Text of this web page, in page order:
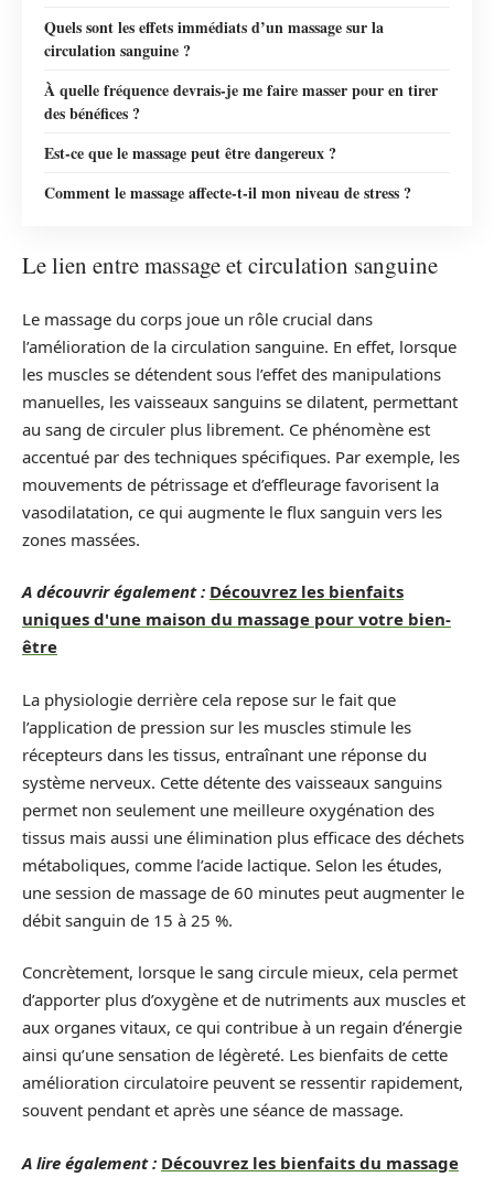
Quels sont les effets immédiats d’un massage sur la
circulation sanguine ?
À quelle fréquence devrais-je me faire masser pour en tirer
des bénéfices ?
Est-ce que le massage peut être dangereux ?
Comment le massage affecte-t-il mon niveau de stress ?
Le lien entre massage et circulation sanguine
Le massage du corps joue un rôle crucial dans
l’amélioration de la circulation sanguine. En effet, lorsque
les muscles se détendent sous l’effet des manipulations
manuelles, les vaisseaux sanguins se dilatent, permettant
au sang de circuler plus librement. Ce phénomène est
accentué par des techniques spécifiques. Par exemple, les
mouvements de pétrissage et d’effleurage favorisent la
vasodilatation, ce qui augmente le flux sanguin vers les
zones massées.
A découvrir également : Découvrez les bienfaits
uniques d'une maison du massage pour votre bien-
être
La physiologie derrière cela repose sur le fait que
l’application de pression sur les muscles stimule les
récepteurs dans les tissus, entraînant une réponse du
système nerveux. Cette détente des vaisseaux sanguins
permet non seulement une meilleure oxygénation des
tissus mais aussi une élimination plus efficace des déchets
métaboliques, comme l’acide lactique. Selon les études,
une session de massage de 60 minutes peut augmenter le
débit sanguin de 15 à 25 %.
Concrètement, lorsque le sang circule mieux, cela permet
d’apporter plus d’oxygène et de nutriments aux muscles et
aux organes vitaux, ce qui contribue à un regain d’énergie
ainsi qu’une sensation de légèreté. Les bienfaits de cette
amélioration circulatoire peuvent se ressentir rapidement,
souvent pendant et après une séance de massage.
A lire également : Découvrez les bienfaits du massage